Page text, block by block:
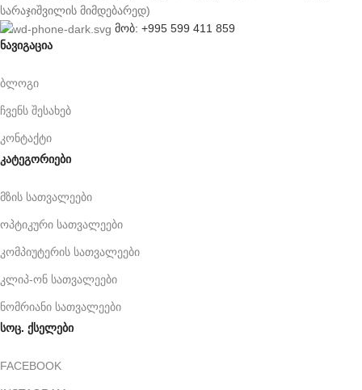
სარაჯიშვილის მიმდებარედ)
მობ: +995 599 411 859
ნავიგაცია
ბლოგი
ჩვენს შესახებ
კონტაქტი
კატეგორიები
მზის სათვალეები
ოპტიკური სათვალეები
კომპიუტერის სათვალეები
კლიპ-ონ სათვალეები
ნომრიანი სათვალეები
სოც. ქსელები
FACEBOOK